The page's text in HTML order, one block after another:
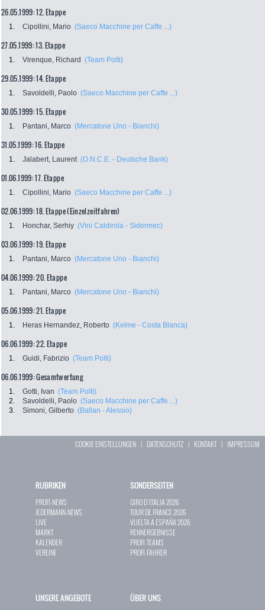
26.05.1999: 12. Etappe
1. Cipollini, Mario (Saeco Macchine per Caffe ...)
27.05.1999: 13. Etappe
1. Virenque, Richard (Team Polti)
29.05.1999: 14. Etappe
1. Savoldelli, Paolo (Saeco Macchine per Caffe ...)
30.05.1999: 15. Etappe
1. Pantani, Marco (Mercatone Uno - Bianchi)
31.05.1999: 16. Etappe
1. Jalabert, Laurent (O.N.C.E. - Deutsche Bank)
01.06.1999: 17. Etappe
1. Cipollini, Mario (Saeco Macchine per Caffe ...)
02.06.1999: 18. Etappe (Einzelzeitfahren)
1. Honchar, Serhiy (Vini Caldirola - Sidermec)
03.06.1999: 19. Etappe
1. Pantani, Marco (Mercatone Uno - Bianchi)
04.06.1999: 20. Etappe
1. Pantani, Marco (Mercatone Uno - Bianchi)
05.06.1999: 21. Etappe
1. Heras Hernandez, Roberto (Kelme - Costa Blanca)
06.06.1999: 22. Etappe
1. Guidi, Fabrizio (Team Polti)
06.06.1999: Gesamtwertung
1. Gotti, Ivan (Team Polti)
2.
Savoldelli, Paolo (Saeco Macchine per Caffe ...)
3.
Simoni, Gilberto (Ballan - Alessio)
COOKIE EINSTELLUNGEN | DATENSCHUTZ | KONTAKT| IMPRESSUM
RUBRIKEN
PROFI-NEWS
JEDERMANN-NEWS
LIVE
MARKT
KALENDER
VEREINE
SONDERSEITEN
GIRO D`ITALIA 2026
TOUR DE FRANCE 2026
VUELTA A ESPAÑA 2026
RENNERGEBNISSE
PROFI-TEAMS
PROFI-FAHRER
UNSERE ANGEBOTE ÜBER UNS